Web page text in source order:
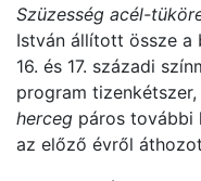
Szüzesség acél-
István állított össze
16. és 17. századi
program tizenkétszer,
herceg páros további
az előző évről